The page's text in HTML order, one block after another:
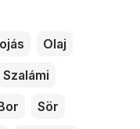
Olaj
Szalámi
Sör